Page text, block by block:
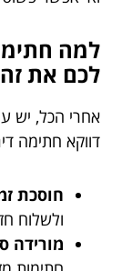
לכם את
אחרי הכל, יש
דווקא חתימה
חוסכת
ולשלוח
מורידה